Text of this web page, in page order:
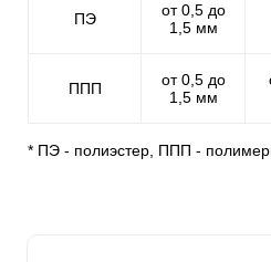
ПЭ
от 0,5 до
1,5 мм
ППП
от 0,5 до
1,5 мм
* ПЭ - полиэстер, ППП -